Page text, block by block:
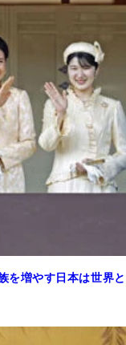
を増やす日本は世界と